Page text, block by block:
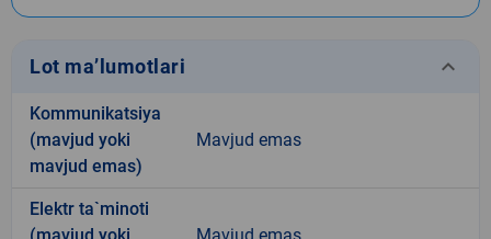
Lot ma’lumotlari keyboard_arrow_down
Kommunikatsiya
(mavjud yoki
mavjud emas)
Mavjud emas
Elektr ta`minoti